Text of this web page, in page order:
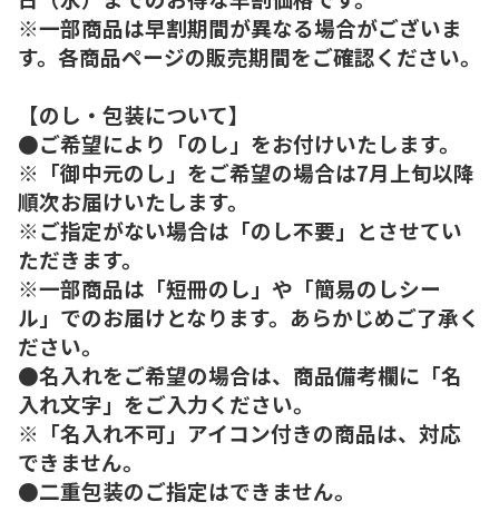
※一部商品は早割期間が異なる場合がございま
す。各商品ページの販売期間をご確認ください。
【のし・包装について】
●ご希望により「のし」をお付けいたします。
※「御中元のし」をご希望の場合は7月上旬以降
順次お届けいたします。
※ご指定がない場合は「のし不要」とさせてい
ただきます。
※一部商品は「短冊のし」や「簡易のしシー
ル」でのお届けとなります。あらかじめご了承く
ださい。
●名入れをご希望の場合は、商品備考欄に「名
入れ文字」をご入力ください。
※「名入れ不可」アイコン付きの商品は、対応
できません。
●二重包装のご指定はできません。